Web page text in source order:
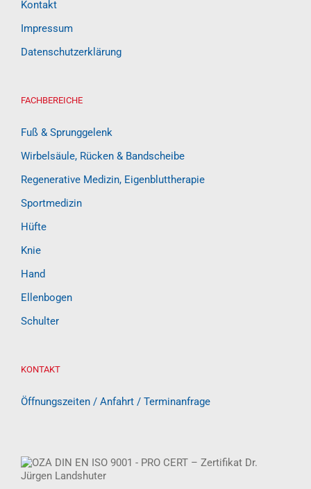
Kontakt
Impressum
Datenschutzerklärung
FACHBEREICHE
Fuß & Sprunggelenk
Wirbelsäule, Rücken & Bandscheibe
Regenerative Medizin, Eigenbluttherapie
Sportmedizin
Hüfte
Knie
Hand
Ellenbogen
Schulter
KONTAKT
Öffnungszeiten / Anfahrt / Terminanfrage